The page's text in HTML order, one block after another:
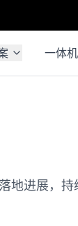
一体机
地进展，